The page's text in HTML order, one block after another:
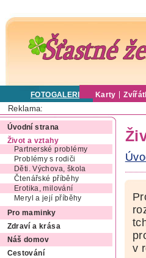
FOTOGALERIE Karty
Reklama:
Úvodní strana
Život a vztahy
Partnerské problémy
Problémy s rodiči
Děti. Výchova, škola
Čtenářské příběhy
Erotika, milování
Meryl a její příběhy
Pro maminky
Zdraví a krása
Náš domov
Cestování
v